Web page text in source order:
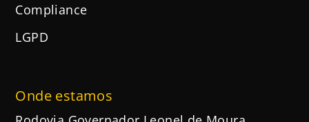
Compliance
LGPD
Onde estamos